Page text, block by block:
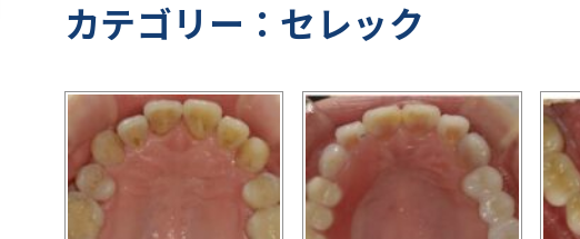
カテゴリー：セレック